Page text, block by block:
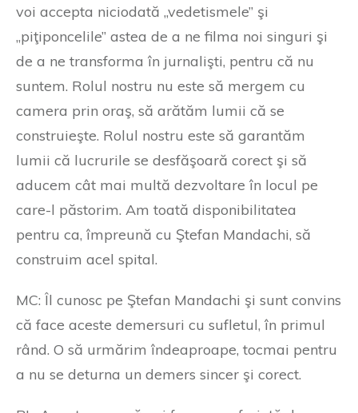
voi accepta niciodată „vedetismele” şi
„piţiponcelile” astea de a ne filma noi singuri şi
de a ne transforma în jurnalişti, pentru că nu
suntem. Rolul nostru nu este să mergem cu
camera prin oraş, să arătăm lumii că se
construieşte. Rolul nostru este să garantăm
lumii că lucrurile se desfăşoară corect şi să
aducem cât mai multă dezvoltare în locul pe
care-l păstorim. Am toată disponibilitatea
pentru ca, împreună cu Ştefan Mandachi, să
construim acel spital.
MC: Îl cunosc pe Ştefan Mandachi şi sunt convins
că face aceste demersuri cu sufletul, în primul
rând. O să urmărim îndeaproape, tocmai pentru
a nu se deturna un demers sincer şi corect.